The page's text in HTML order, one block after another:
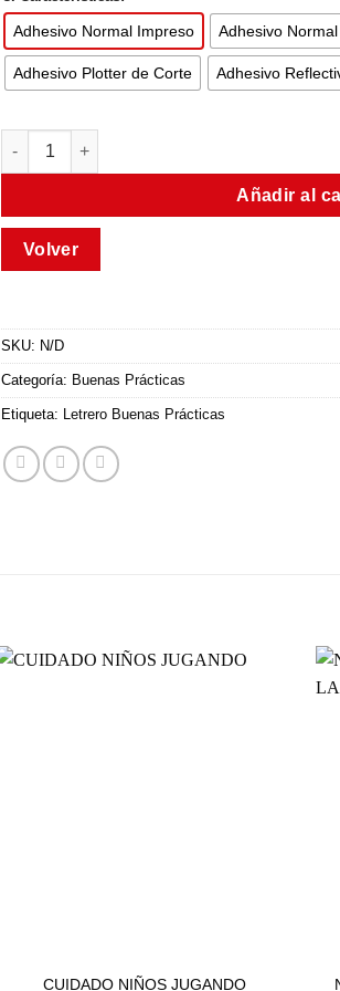
Adhesivo Normal Impreso Adhesivo
Adhesivo Plotter de Corte Adhesivo
Añadir al
SKU: N/D
Categoría: Buenas Prácticas
Etiqueta: Letrero Buenas Prácticas
CUIDADO NIÑOS JUGANDO